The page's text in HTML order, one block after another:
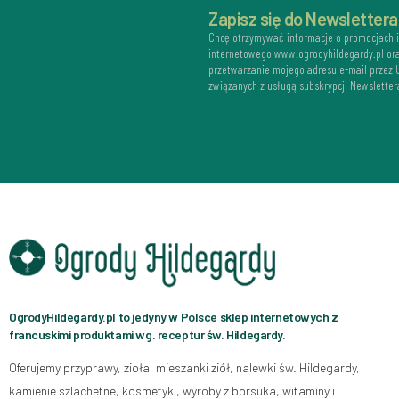
Zapisz się do Newslettera
Chcę otrzymywać informacje o promocjach
internetowego www.ogrodyhildegardy.pl
przetwarzanie mojego adresu e-mail przez
związanych z usługą subskrypcji
OgrodyHildegardy.pl to jedyny w Polsce sklep internetowych z
francuskimi produktami wg. receptur św. Hildegardy.
Oferujemy przyprawy, zioła, mieszanki ziół, nalewki św. Hildegardy,
kamienie szlachetne, kosmetyki, wyroby z borsuka, witaminy i